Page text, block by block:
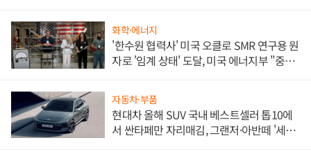
화학·에너지
'한수원 협력사' 미국 오클로 SMR 연구용 원
자로 '임계 상태' 도달, 미국 에너지부 "중요
자동차·부품
현대차 올해 SUV 국내 베스트셀러 톱10에
서 싼타페만 자리매김, 그랜저·아반떼 '세단